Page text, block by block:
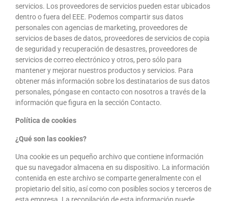
servicios. Los proveedores de servicios pueden estar ubicados
dentro o fuera del EEE. Podemos compartir sus datos
personales con agencias de marketing, proveedores de
servicios de bases de datos, proveedores de servicios de copia
de seguridad y recuperación de desastres, proveedores de
servicios de correo electrónico y otros, pero sólo para
mantener y mejorar nuestros productos y servicios. Para
obtener más información sobre los destinatarios de sus datos
personales, póngase en contacto con nosotros a través de la
información que figura en la sección Contacto.
Política de cookies
¿Qué son las cookies?
Una cookie es un pequeño archivo que contiene información
que su navegador almacena en su dispositivo. La información
contenida en este archivo se comparte generalmente con el
propietario del sitio, así como con posibles socios y terceros de